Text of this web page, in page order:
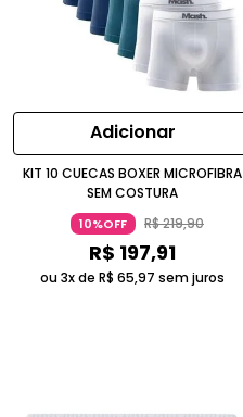
Adicionar
KIT 10 CUECAS BOXER MICROFIBRA
SEM COSTURA
10%OFF R$219,90
R$ 197,91
ou 3x deR$ 65,97 sem juros